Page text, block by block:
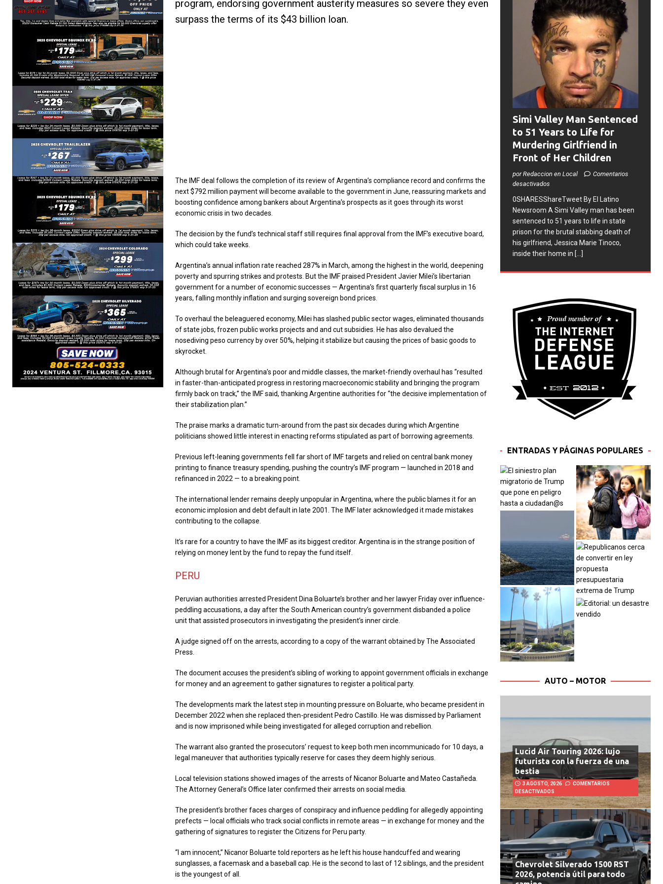
program, endorsing government austerity measures so severe they even
surpass the terms of its $43 billion loan.
The IMF deal follows the completion of its review of Argentina’s compliance record and confirms the
next $792 million payment will become available to the government in June, reassuring markets and
boosting confidence among bankers about Argentina’s prospects as it goes through its worst
economic crisis in two decades.
The decision by the fund’s technical staff still requires final approval from the IMF’s executive board,
which could take weeks.
Argentina’s annual inflation rate reached 287% in March, among the highest in the world, deepening
poverty and spurring strikes and protests. But the IMF praised President Javier Milei’s libertarian
government for a number of economic successes — Argentina’s first quarterly fiscal surplus in 16
years, falling monthly inflation and surging sovereign bond prices.
To overhaul the beleaguered economy, Milei has slashed public sector wages, eliminated thousands
of state jobs, frozen public works projects and and cut subsidies. He has also devalued the
nosediving peso currency by over 50%, helping it stabilize but causing the prices of basic goods to
skyrocket.
Although brutal for Argentina’s poor and middle classes, the market-friendly overhaul has “resulted
in faster-than-anticipated progress in restoring macroeconomic stability and bringing the program
firmly back on track,” the IMF said, thanking Argentine authorities for “the decisive implementation of
their stabilization plan.”
The praise marks a dramatic turn-around from the past six decades during which Argentine
politicians showed little interest in enacting reforms stipulated as part of borrowing agreements.
Previous left-leaning governments fell far short of IMF targets and relied on central bank money
printing to finance treasury spending, pushing the country’s IMF program — launched in 2018 and
refinanced in 2022 — to a breaking point.
The international lender remains deeply unpopular in Argentina, where the public blames it for an
economic implosion and debt default in late 2001. The IMF later acknowledged it made mistakes
contributing to the collapse.
It’s rare for a country to have the IMF as its biggest creditor. Argentina is in the strange position of
relying on money lent by the fund to repay the fund itself.
PERU
Peruvian authorities arrested President Dina Boluarte’s brother and her lawyer Friday over influence-
peddling accusations, a day after the South American country’s government disbanded a police
unit that assisted prosecutors in investigating the president’s inner circle.
A judge signed off on the arrests, according to a copy of the warrant obtained by The Associated
Press.
The document accuses the president’s sibling of working to appoint government officials in exchange
for money and an agreement to gather signatures to register a political party.
The developments mark the latest step in mounting pressure on Boluarte, who became president in
December 2022 when she replaced then-president Pedro Castillo. He was dismissed by Parliament
and is now imprisoned while being investigated for alleged corruption and rebellion.
The warrant also granted the prosecutors’ request to keep both men incommunicado for 10 days, a
legal maneuver that authorities typically reserve for cases they deem highly serious.
Local television stations showed images of the arrests of Nicanor Boluarte and Mateo Castañeda.
The Attorney General’s Office later confirmed their arrests on social media.
The president’s brother faces charges of conspiracy and influence peddling for allegedly appointing
prefects — local officials who track social conflicts in remote areas — in exchange for money and the
gathering of signatures to register the Citizens for Peru party.
“I am innocent,” Nicanor Boluarte told reporters as he left his house handcuffed and wearing
sunglasses, a facemask and a baseball cap. He is the second to last of 12 siblings, and the president
is the youngest of all.
Simi Valley Man Sentenced
to 51 Years to Life for
Murdering Girlfriend in
Front of Her Children
por Redaccion en Local
Comentarios
desactivados
0SHARESShareTweet ​By El Latino
Newsroom ​A Simi Valley man has been
sentenced to 51 years to life in state
prison for the brutal stabbing death of
his girlfriend, Jessica Marie Tinoco,
inside their home in [...]
ENTRADAS Y PÁGINAS POPULARES
AUTO – MOTOR
Lucid Air Touring 2026: lujo
futurista con la fuerza de una
bestia
3 AGOSTO, 2026
COMENTARIOS
DESACTIVADOS
Chevrolet Silverado 1500 RST
2026, potencia útil para todo